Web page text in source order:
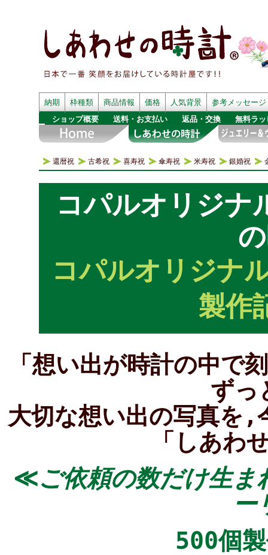
納期 枠種類 商品情報 価格 人気背景
参考メッセージ
ショップ概要
送料・お支払い 返品・交換 無料ラッ
還暦祝 古希祝 喜寿祝 傘寿祝 米寿祝 銀婚祝
コパルオリジナ
コパルオリジナ
製作
「想い出が時計の中
ずっ
大切な想い出の写真を
「しあわ
≪ご依頼の数だけ生
ー
500個